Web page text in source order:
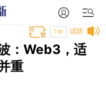
试听
T中
：Web3，适
重